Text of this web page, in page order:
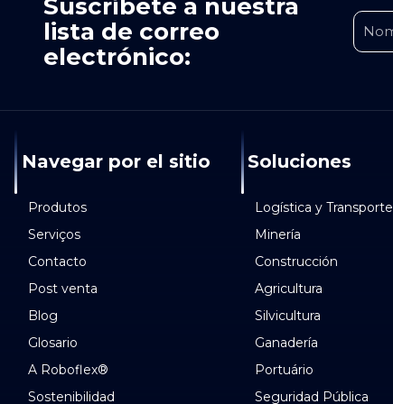
Suscríbete a nuestra
lista de correo
electrónico:
Navegar por el sitio
Produtos
Serviços
Contacto
Post venta
Blog
Glosario
A Roboflex®
Sostenibilidad
Soluciones
Logística y Transporte
Minería
Construcción
Agricultura
Silvicultura
Ganadería
Portuário
Seguridad Pública